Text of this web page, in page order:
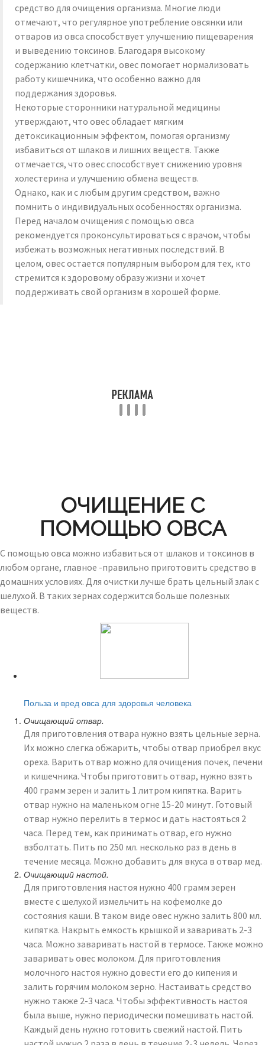
средство для очищения организма. Многие люди
отмечают, что регулярное употребление овсянки или
отваров из овса способствует улучшению пищеварения
и выведению токсинов. Благодаря высокому
содержанию клетчатки, овес помогает нормализовать
работу кишечника, что особенно важно для
поддержания здоровья.
Некоторые сторонники натуральной медицины
утверждают, что овес обладает мягким
детоксикационным эффектом, помогая организму
избавиться от шлаков и лишних веществ. Также
отмечается, что овес способствует снижению уровня
холестерина и улучшению обмена веществ.
Однако, как и с любым другим средством, важно
помнить о индивидуальных особенностях организма.
Перед началом очищения с помощью овса
рекомендуется проконсультироваться с врачом, чтобы
избежать возможных негативных последствий. В
целом, овес остается популярным выбором для тех, кто
стремится к здоровому образу жизни и хочет
поддерживать свой организм в хорошей форме.
ОЧИЩЕНИЕ С
ПОМОЩЬЮ ОВСА
С помощью овса можно избавиться от шлаков и токсинов в
любом органе, главное -правильно приготовить средство в
домашних условиях. Для очистки лучше брать цельный злак с
шелухой. В таких зернах содержится больше полезных
веществ.
Польза и вред овса для здоровья человека
Очищающий отвар.
Для приготовления отвара нужно взять цельные зерна.
Их можно слегка обжарить, чтобы отвар приобрел вкус
ореха. Варить отвар можно для очищения почек, печени
и кишечника. Чтобы приготовить отвар, нужно взять
400 грамм зерен и залить 1 литром кипятка. Варить
отвар нужно на маленьком огне 15-20 минут. Готовый
отвар нужно перелить в термос и дать настояться 2
часа. Перед тем, как принимать отвар, его нужно
взболтать. Пить по 250 мл. несколько раз в день в
течение месяца. Можно добавить для вкуса в отвар мед.
Очищающий настой.
Для приготовления настоя нужно 400 грамм зерен
вместе с шелухой измельчить на кофемолке до
состояния каши. В таком виде овес нужно залить 800 мл.
кипятка. Накрыть емкость крышкой и заваривать 2-3
часа. Можно заваривать настой в термосе. Также можно
заваривать овес молоком. Для приготовления
молочного настоя нужно довести его до кипения и
залить горячим молоком зерно. Настаивать средство
нужно также 2-3 часа. Чтобы эффективность настоя
была выше, нужно периодически помешивать настой.
Каждый день нужно готовить свежий настой. Пить